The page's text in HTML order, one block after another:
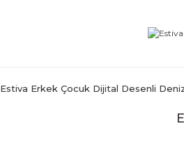
Estiva Erkek Çocuk Dijital Desenli